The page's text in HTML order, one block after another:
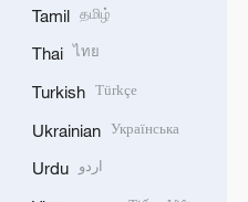
Tamil தமிழ்
Thai ไทย
Turkish Türkçe
Ukrainian Українська
Urdu اردو